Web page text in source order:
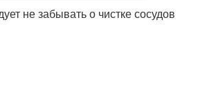
не забывать о чистке сосудов